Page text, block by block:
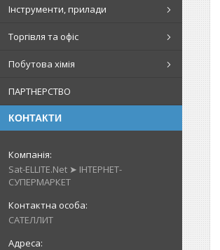
Інструменти, прилади
Торгівля та офіс
Побутова хімія
ПАРТНЕРСТВО
КОНТАКТИ
Sat-ELLITE.Net ➤ ІНТЕРНЕТ-
СУПЕРМАРКЕТ
САТЕЛЛИТ